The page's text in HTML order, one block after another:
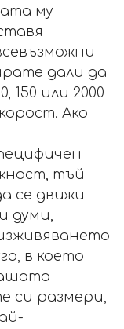
му
дали да
150 или 2000
Ако
тъй
се движи
думи,
в което
си размери,